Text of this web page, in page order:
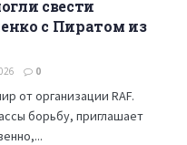
свести
с Пиратом из
0
от организации RAF.
борьбу, приглашает